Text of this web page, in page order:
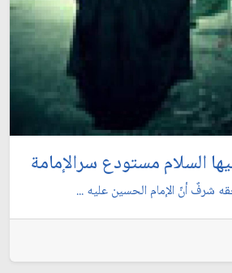
السلام مستودع سرالإمامة
شرفٌ أنّ الإمام الحسين عليه ...